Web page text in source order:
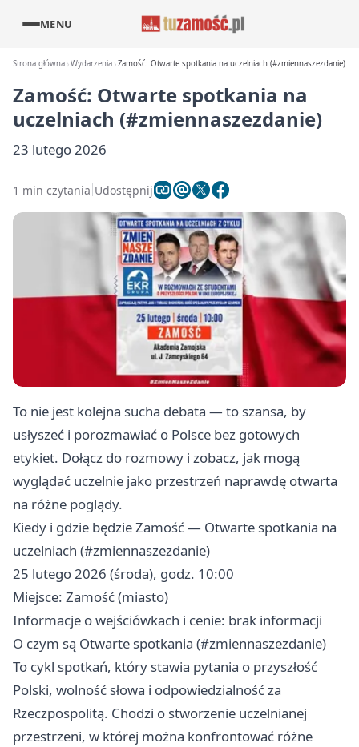
MENU
Strona główna Wydarzenia Zamość: Otwarte spotkania na uczelniach (#zmiennaszezdanie)
Zamość: Otwarte spotkania na
uczelniach (#zmiennaszezdanie)
23 lutego 2026
1 min czytania Udostępnij
To nie jest kolejna sucha debata — to szansa, by
usłyszeć i porozmawiać o Polsce bez gotowych
etykiet. Dołącz do rozmowy i zobacz, jak mogą
wyglądać uczelnie jako przestrzeń naprawdę otwarta
na różne poglądy.
Kiedy i gdzie będzie Zamość — Otwarte spotkania na
uczelniach (#zmiennaszezdanie)
25 lutego 2026 (środa), godz. 10:00
Miejsce: Zamość (miasto)
Informacje o wejściówkach i cenie: brak informacji
O czym są Otwarte spotkania (#zmiennaszezdanie)
To cykl spotkań, który stawia pytania o przyszłość
Polski, wolność słowa i odpowiedzialność za
Rzeczpospolitą. Chodzi o stworzenie uczelnianej
przestrzeni, w której można konfrontować różne